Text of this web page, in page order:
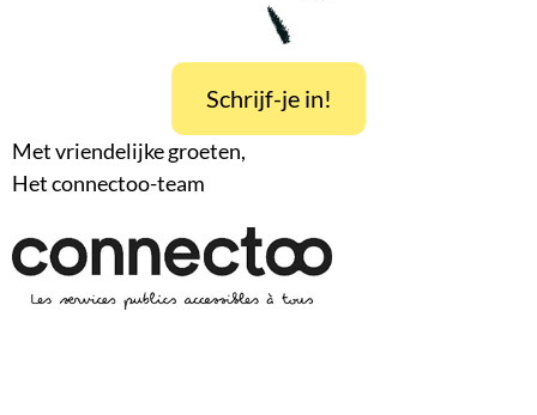
Schrijf-je in!
Met vriendelijke groeten,
Het connectoo-team